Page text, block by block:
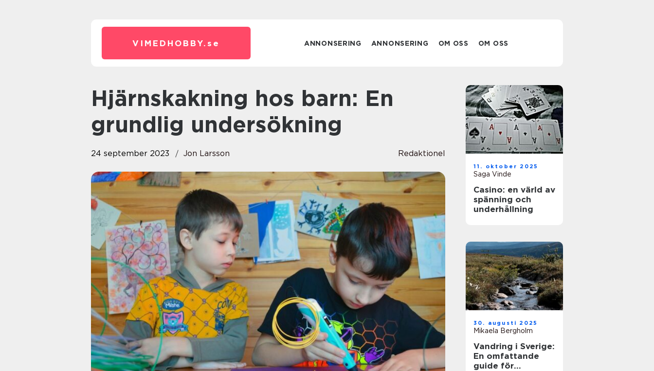
VIMEDHOBBY. se ANNONSERING ANNONSERING OM OSS OM OSS
Hjärnskakning hos barn: En
grundlig undersökning
24 september 2023 Jon Larsson Redaktionel
11. oktober 2025
Saga Vinde
Casino: en värld av
spänning och
underhållning
30. augusti 2025
Mikaela Bergholm
Vandring i Sverige:
En omfattande
guide för